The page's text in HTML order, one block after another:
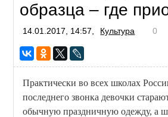
образца – где
14.01.2017, 14:57, Культура 0
Практически во всех школах
последнего звонка девочки
обычную праздничную одежду, а